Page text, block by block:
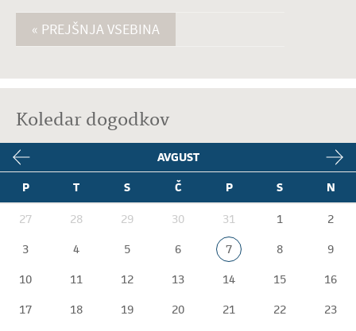
« PREJŠNJA VSEBINA
Koledar dogodkov
AVGUST
P
T S Č P S N
27 28 29 30 31 1
2
3
4 5 6 7 8
9
10
11 12 13 14 15
16
17
18 19 20 21 22
23